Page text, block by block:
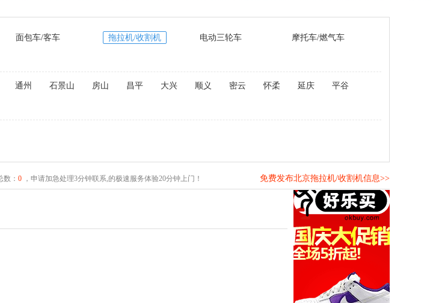
面包车/客车 拖拉机/收割机 电动三轮车 摩托车/燃气车
通州 石景山 房山 昌平 大兴 顺义 密云 怀柔 延庆 平谷
数： 0 ，申请加急处理3分钟联系,的极速服务体验20分钟上门！ 免费发布北京拖拉机/收割机信息>>